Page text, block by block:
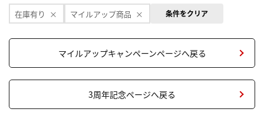
在庫有り マイルアップ商品 条件をクリア
マイルアップキャンペーンページへ戻る
3周年記念ページへ戻る